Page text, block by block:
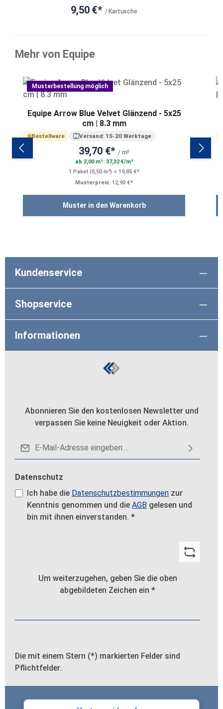
9,50 €* / Kartusche
Mehr von Equipe
Musterbestellung möglich
Equipe Arrow Blue Velvet Glänzend - 5x25
cm | 8.3 mm
Bestellware Versand: 15-20 Werktage
39,70 €* / m²
ab 2,00 m²: 37,32 €/m²
1 Paket (0,50 m²) = 19,85 €*
Musterpreis: 12,90 €*
Muster in den Warenkorb
Kundenservice
Shopservice
Informationen
Abonnieren Sie den kostenlosen Newsletter und
verpassen Sie keine Neuigkeit oder Aktion.
E-Mail-Adresse*
Datenschutz
Ich habe die Datenschutzbestimmungen zur
Kenntnis genommen und die AGB gelesen und
bin mit ihnen einverstanden. *
Um weiterzugehen, geben Sie die oben
abgebildeten Zeichen ein *
Die mit einem Stern (*) markierten Felder sind
Pflichtfelder.